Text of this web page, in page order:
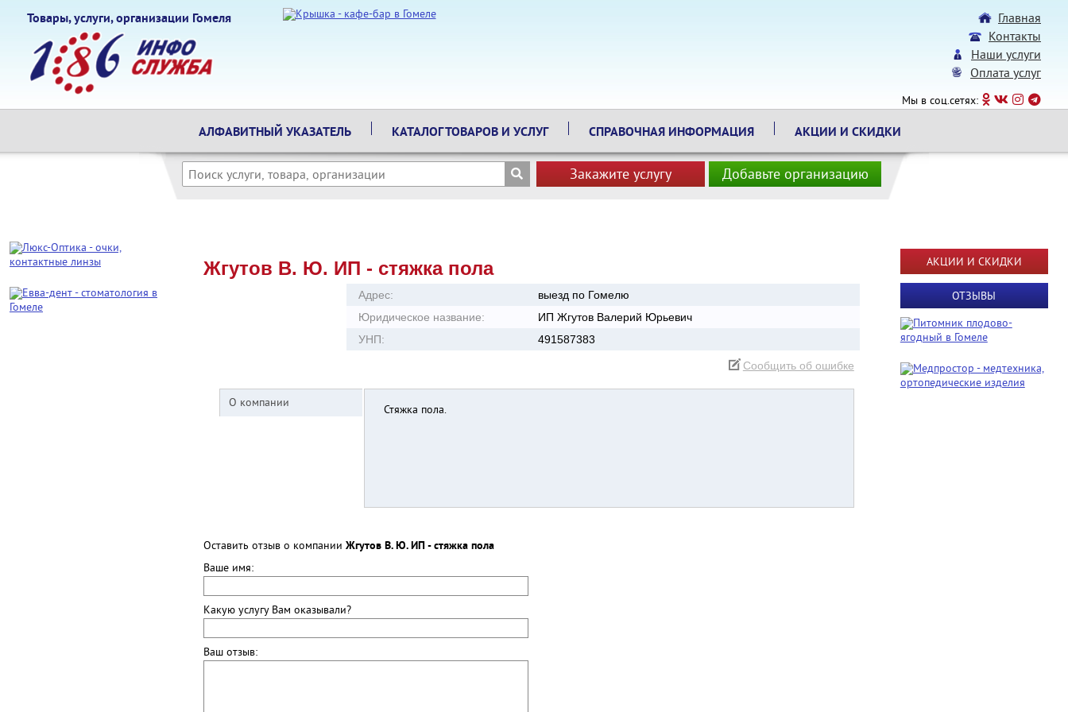
Товары, услуги, организации Гомеля
Главная
Контакты
Наши услуги
Оплата услуг
Мы в соц.сетях:
АЛФАВИТНЫЙ УКАЗАТЕЛЬ КАТАЛОГ ТОВАРОВ И УСЛУГ СПРАВОЧНАЯ ИНФОРМАЦИЯ АКЦИИ И СКИДКИ
Закажите услугу Добавьте организацию
Жгутов В. Ю. ИП - стяжка пола
Адрес:
выезд по Гомелю
Юридическое название:
ИП Жгутов Валерий Юрьевич
УНП:
491587383
Сообщить об ошибке
О компании
Стяжка пола.
Оставить отзыв о компании Жгутов В. Ю. ИП - стяжка пола
Ваше имя:
Какую услугу Вам оказывали?
Ваш отзыв:
АКЦИИ И СКИДКИ
ОТЗЫВЫ